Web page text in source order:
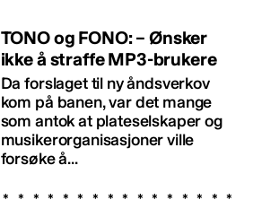
TONO og FONO: – Ønsker
ikke å straffe MP3-brukere
Da forslaget til ny åndsverkov
kom på banen, var det mange
som antok at plateselskaper og
musikerorganisasjoner ville
forsøke å...